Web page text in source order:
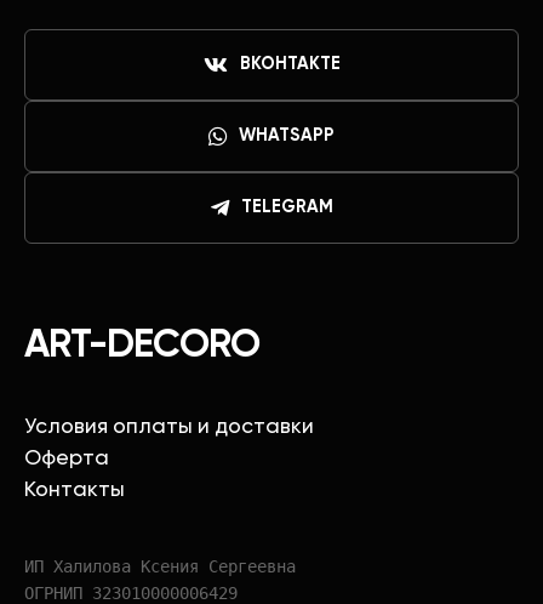
ART-DECORO
Условия оплаты и доставки
Оферта
Контакты
ИП Халилова Ксения Сергеевна
ОГРНИП 323010000006429
ВКОНТАКТЕ
WHATSAPP
TELEGRAM